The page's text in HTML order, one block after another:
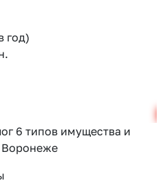
год)
6 типов имущества и
Воронеже